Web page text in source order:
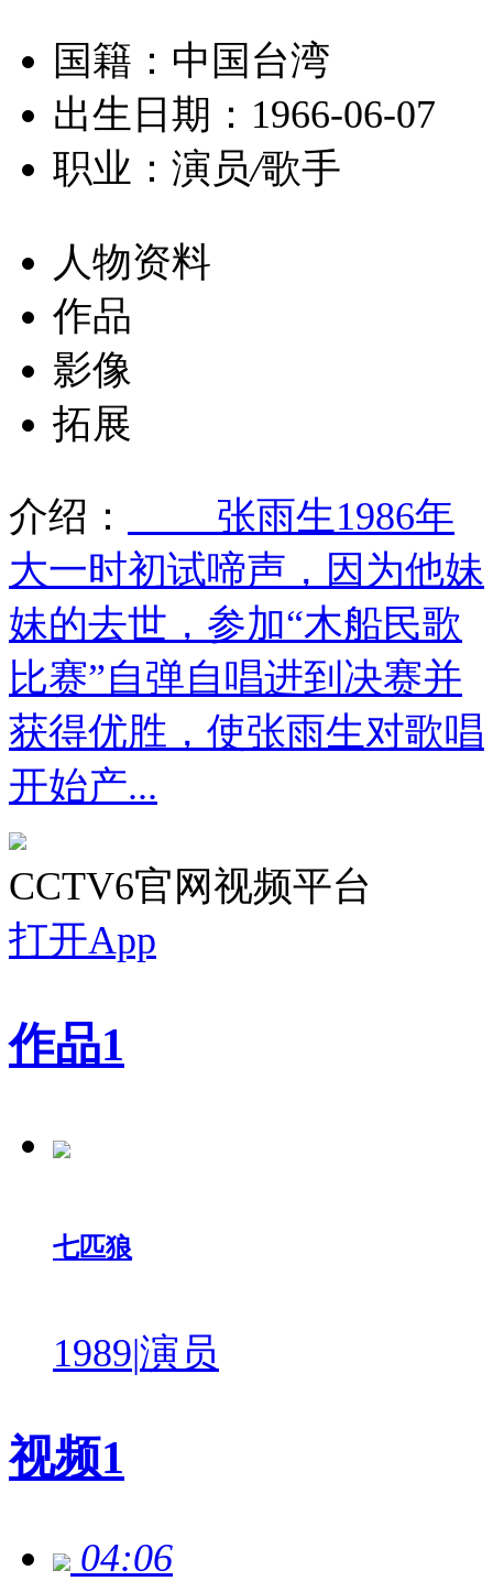
国籍：中国台湾
出生日期：1966-06-07
职业：演员/歌手
人物资料
作品
影像
拓展
介绍：
张雨生1986年
大一时初试啼声，因为他妹
妹的去世，参加“木船民歌
比赛”自弹自唱进到决赛并
获得优胜，使张雨生对歌唱
开始产...
CCTV6官网视频平台
打开App
作品1
七匹狼
1989|演员
视频1
04:06